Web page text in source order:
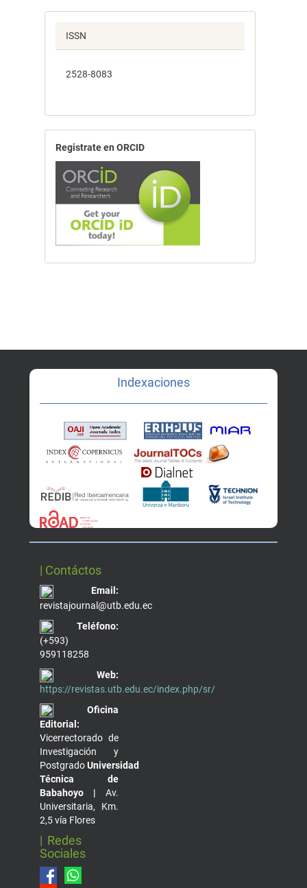
ISSN
2528-8083
Registrate en ORCID
Indexaciones
| Contáctos
Email:
revistajournal@utb.edu.ec
Teléfono:
(+593)
959118258
Web:
https://revistas.utb.edu.ec/index.php/sr/
Oficina
Editorial:
Vicerrectorado de
Investigación y
PostgradoUniversidad
Técnica de
Babahoyo | Av.
Universitaria, Km.
2,5 vía Flores
| Redes
Sociales